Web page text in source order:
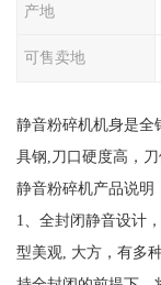
产地
可售卖地
静音粉碎机机身是全
具钢,刀口硬度高，刀
静音粉碎机产品说明
1、全封闭静音设计
型美观, 大方，有多